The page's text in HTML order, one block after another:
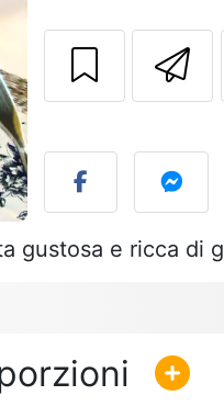
gustosa e ricca di